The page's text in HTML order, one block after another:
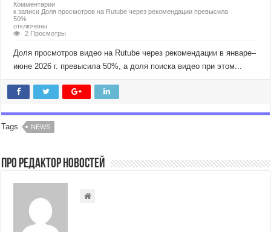
Комментарии
к записи Доля просмотров на Rutube через рекомендации превысила
50%
отключены
2 Просмотры
Доля просмотров видео на Rutube через рекомендации в январе–
июне 2026 г. превысила 50%, а доля поиска видео при этом...
Tags NEWS
Про Редактор Новостей